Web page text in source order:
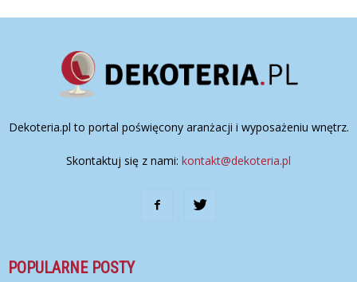
Dekoteria.pl to portal poświęcony aranżacji i wyposażeniu wnętrz.
Skontaktuj się z nami: kontakt@dekoteria.pl
POPULARNE POSTY